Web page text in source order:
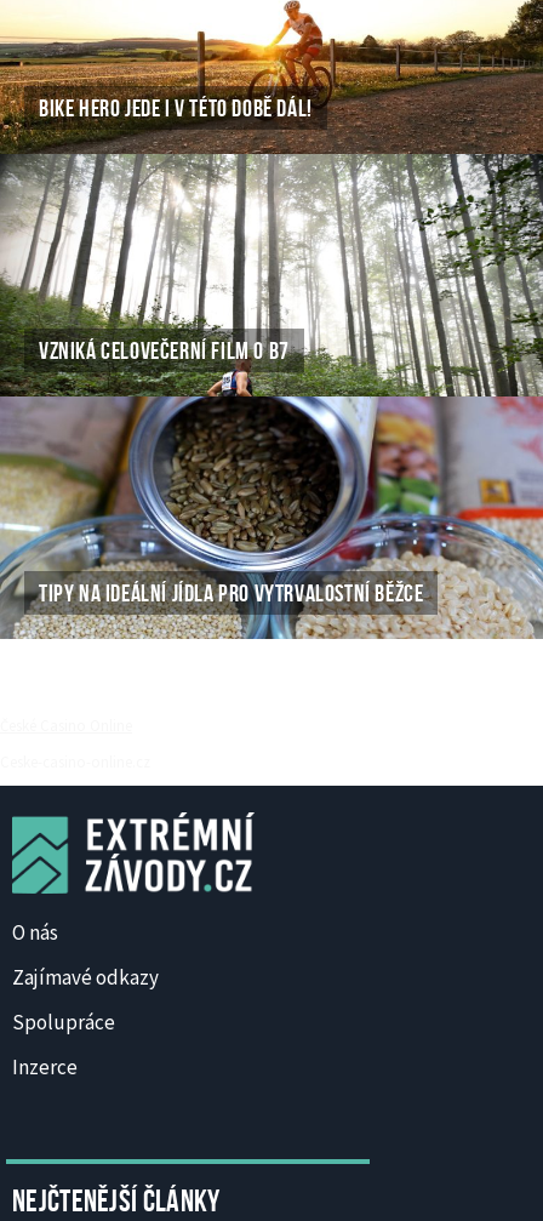
BIKE HERO JEDE I V TÉTO DOBĚ DÁL!
VZNIKÁ CELOVEČERNÍ FILM O B7
TIPY NA IDEÁLNÍ JÍDLA PRO VYTRVALOSTNÍ BĚŽCE
O nás
Zajímavé odkazy
Spolupráce
Inzerce
Nejčtenější články